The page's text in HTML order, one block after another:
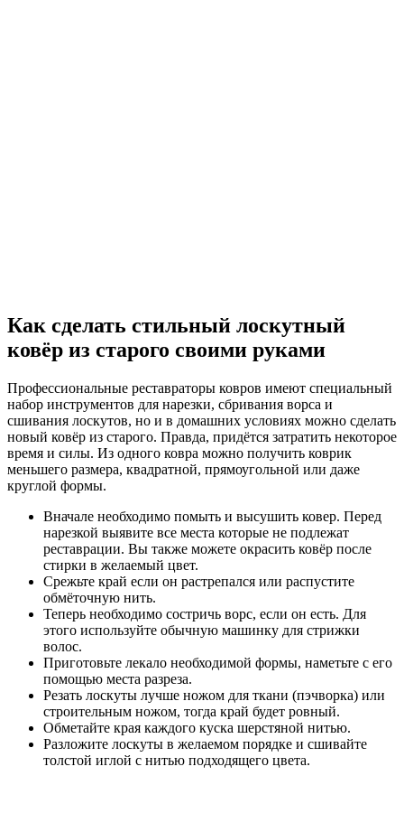
Как сделать стильный лоскутный
ковёр из старого своими руками
Профессиональные реставраторы ковров имеют специальный
набор инструментов для нарезки, сбривания ворса и
сшивания лоскутов, но и в домашних условиях можно сделать
новый ковёр из старого. Правда, придётся затратить некоторое
время и силы. Из одного ковра можно получить коврик
меньшего размера, квадратной, прямоугольной или даже
круглой формы.
Вначале необходимо помыть и высушить ковер. Перед
нарезкой выявите все места которые не подлежат
реставрации. Вы также можете окрасить ковёр после
стирки в желаемый цвет.
Срежьте край если он растрепался или распустите
обмёточную нить.
Теперь необходимо состричь ворс, если он есть. Для
этого используйте обычную машинку для стрижки
волос.
Приготовьте лекало необходимой формы, наметьте с его
помощью места разреза.
Резать лоскуты лучше ножом для ткани (пэчворка) или
строительным ножом, тогда край будет ровный.
Обметайте края каждого куска шерстяной нитью.
Разложите лоскуты в желаемом порядке и сшивайте
толстой иглой с нитью подходящего цвета.